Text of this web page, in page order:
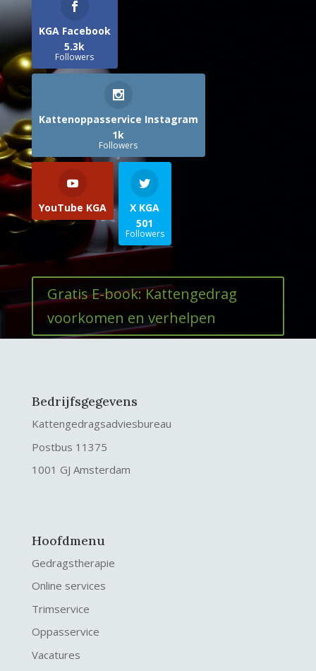
KGA Facebook
5.3k
Followers
Kattenoppasservice Instagram
1k
Followers
YouTube KGA
X KGA
501
Followers
Gratis E-book: Kattengedrag
voorkomen en verhelpen
Bedrijfsgegevens
Kattengedragsadviesbureau
Postbus 11375
1001 GJ Amsterdam
Hoofdmenu
Gedragstherapie
Online services
Trimservice
Oppasservice
Vacatures